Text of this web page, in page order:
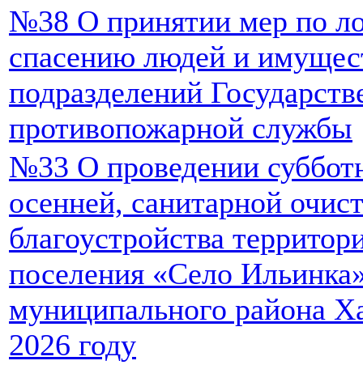
№38 О принятии мер по
спасению людей и
подразделений
противопожарной службы
№33 О проведении
осенней, санитарной
благоустройства
поселения «Село
муниципального района
2026 году